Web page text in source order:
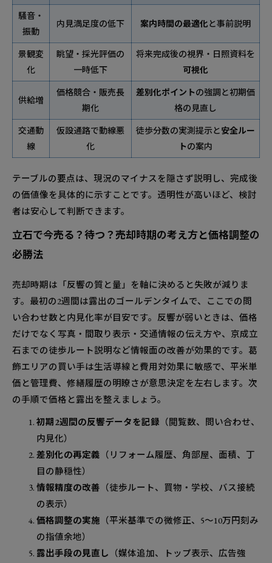
騒音・
振動
内見満足度の低下 案内時間の最適化と事前説明
景観変
化
眺望・採光評価の
一時低下
将来完成後の視界・日照資料を
可視化
供給増
価格競合・販売長
期化
差別化ポイントの強調と初期価
格の見直し
交通動
線
仮設通路で動線悪
化
徒歩分数の実測提示と安全ルー
トの案内
テーブルの要点は、現況のマイナスを隠さず説明し、完成後
の価値像を具体的に示すことです。透明性が高いほど、検討
者は安心して判断できます。
立石で今売る？待つ？売却時期の考え方と価格調整の
必勝法
売却時期は「反響の質と量」を軸に決めると失敗が減りま
す。最初の2週間は露出のゴールデンタイムで、ここでの問
い合わせ数と内見化率が目安です。反響が弱いときは、価格
だけでなく写真・間取り表示・交通情報の伝え方や、京成立
石までの徒歩ルート説明など情報面の改善が効果的です。葛
飾エリアの買い手は生活導線と費用対効果に敏感で、平米単
価と管理費、修繕履歴の明瞭さが意思決定を左右します。次
の手順で価格と露出を整えましょう。
初期2週間の反響データを記録 （閲覧数、問い合わせ、
内見化）
差別化の再定義 （リフォーム履歴、角部屋、面積、丁
目の静穏性）
情報精度の改善 （徒歩ルート、買物・学校、バス接続
の表示）
価格調整の実施 （平米基準での微修正、5〜10万円刻み
の指値余地）
露出手段の見直し
（媒体追加、トップ表示、広告強